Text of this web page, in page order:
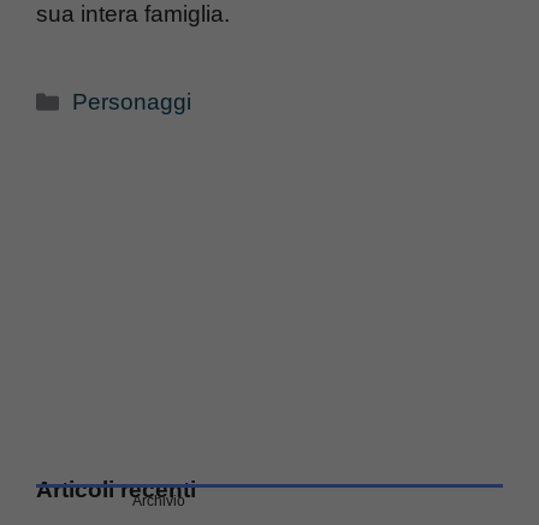
sua intera famiglia.
Categorie
Personaggi
Articoli recenti
Archivio